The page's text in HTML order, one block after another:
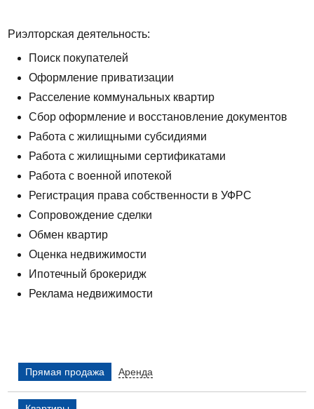
Риэлторская деятельность:
Поиск покупателей
Оформление приватизации
Расселение коммунальных квартир
Сбор оформление и восстановление документов
Работа с жилищными субсидиями
Работа с жилищными сертификатами
Работа с военной ипотекой
Регистрация права собственности в УФРС
Сопровождение сделки
Обмен квартир
Оценка недвижимости
Ипотечный брокеридж
Реклама недвижимости
Прямая продажа Аренда